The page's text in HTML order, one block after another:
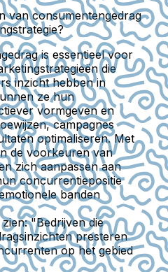
van consumentengedrag
is essentieel voor
die
inzicht hebben in
ze hun
vormgeven en
campagnes
optimaliseren. Met
de voorkeuren van
zich aanpassen aan
concurrentiepositie
banden
"Bedrijven die
presteren
op het gebied